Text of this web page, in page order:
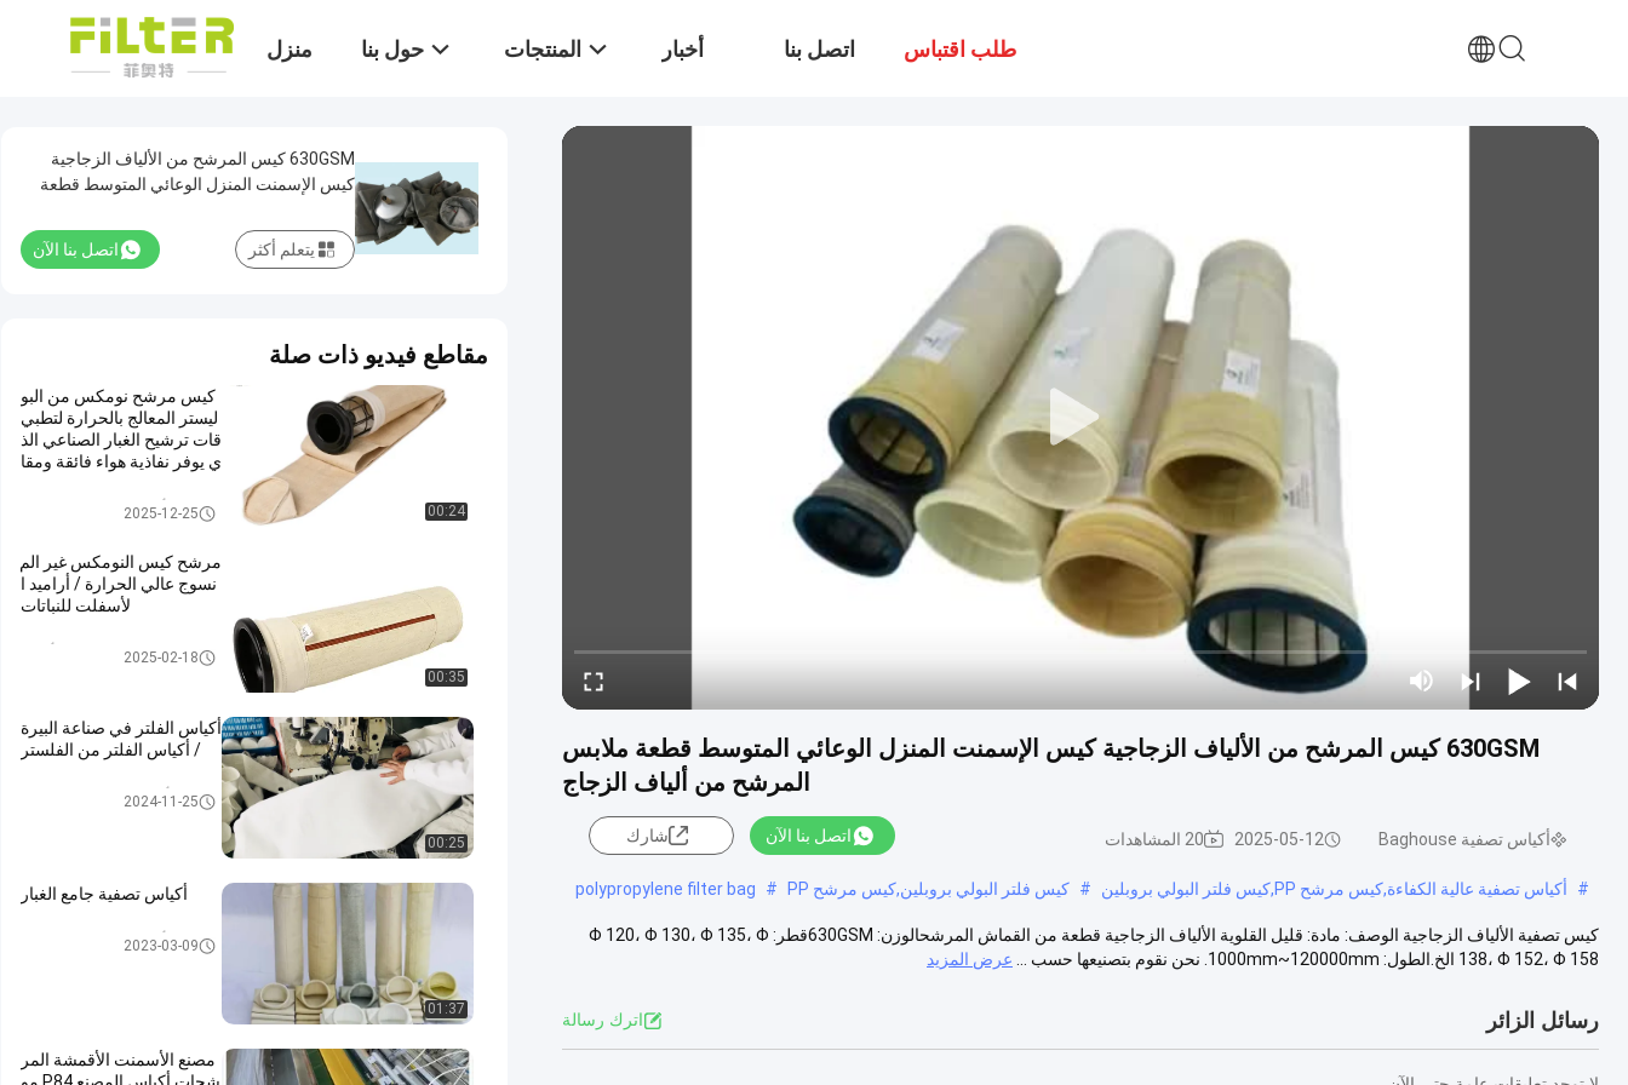
منزل حول بنا المنتجات أخبار اتصل بنا طلب اقتباس
630GSM كيس المرشح من الألياف الزجاجية كيس الإسمنت المنزل الوعائي المتوسط قطعة ملابس
المرشح من ألياف الزجاج
أكياس تصفية Baghouse 2025-05-12 20 المشاهدات اتصل بنا الآن شارك
# أكياس تصفية عالية الكفاءة,كيس مرشح PP,كيس فلتر البولي بروبلين # كيس فلتر البولي بروبلين,كيس مرشح PP #
polypropylene filter bag
كيس تصفية الألياف الزجاجية الوصف: مادة: قليل القلوية الألياف الزجاجية قطعة من القماش المرشحالوزن: 630GSMقطر: Φ 120، Φ 130، Φ 135، Φ
138، Φ 152، Φ 158 الخ.الطول: 1000mm~120000mm. نحن نقوم بتصنيعها حسب ...
عرض المزيد
رسائل الزائر اترك رسالة
630GSM كيس المرشح من الألياف الزجاجية
كيس الإسمنت المنزل الوعائي المتوسط قطعة
اتصل بنا الآن يتعلم أكثر
مقاطع فيديو ذات صلة
00:24
كيس مرشح نومكس من البو
ليستر المعالج بالحرارة لتطبي
قات ترشيح الغبار الصناعي الذ
ي يوفر نفاذية هواء فائقة ومقا
أكياس تصفية جامع الغبار
2025-12-25
00:35
مرشح كيس النومكس غير الم
نسوج عالي الحرارة / أراميد ا
لأسفلت للنباتات
حقيبة مرشح أراميد2025-02-18
00:25
أكياس الفلتر في صناعة البيرة
/ أكياس الفلتر من الفلستر
أكياس تصفية Baghouse
2024-11-25
01:37
أكياس تصفية جامع الغبار
أكياس تصفية جامع الغبار
2023-03-09
مصنع الأسمنت الأقمشة المر